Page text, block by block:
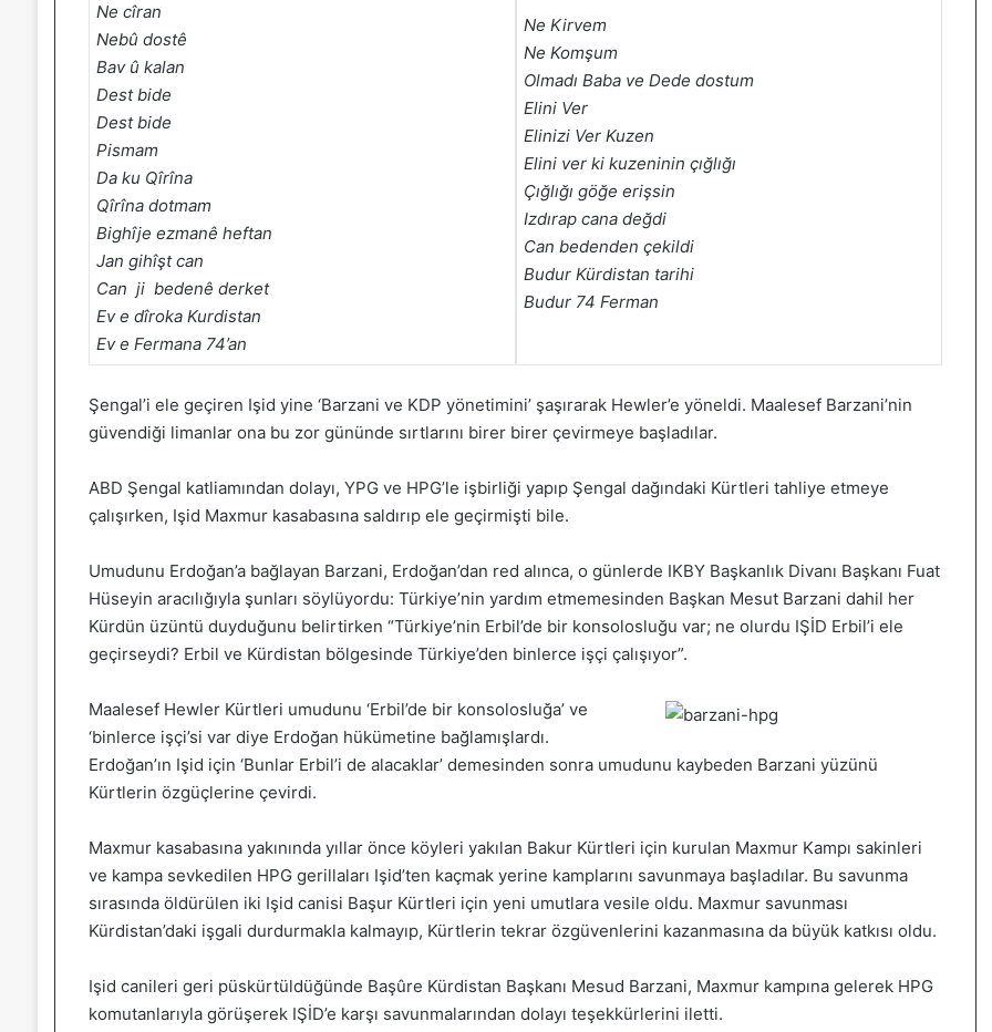
Ne cîran
Nebû dostê
Bav û kalan
Dest bide
Dest bide
Pismam
Da ku Qîrîna
Qîrîna dotmam
Bighîje ezmanê heftan
Jan gihîşt can
Can ji bedenê derket
Ev e dîroka Kurdistan
Ev e Fermana 74’an
Ne Kirvem
Ne Komşum
Olmadı Baba ve Dede dostum
Elini Ver
Elinizi Ver Kuzen
Elini ver ki kuzeninin çığlığı
Çığlığı göğe erişsin
Izdırap cana değdi
Can bedenden çekildi
Budur Kürdistan tarihi
Budur 74 Ferman
Şengal’i ele geçiren Işid yine ‘Barzani ve KDP yönetimini’ şaşırarak Hewler’e yöneldi. Maalesef Barzani’nin
güvendiği limanlar ona bu zor gününde sırtlarını birer birer çevirmeye başladılar.
ABD Şengal katliamından dolayı, YPG ve HPG’le işbirliği yapıp Şengal dağındaki Kürtleri tahliye etmeye
çalışırken, Işid Maxmur kasabasına saldırıp ele geçirmişti bile.
Umudunu Erdoğan’a bağlayan Barzani, Erdoğan’dan red alınca, o günlerde IKBY Başkanlık Divanı Başkanı Fuat
Hüseyin aracılığıyla şunları söylüyordu: Türkiye’nin yardım etmemesinden Başkan Mesut Barzani dahil her
Kürdün üzüntü duyduğunu belirtirken “Türkiye’nin Erbil’de bir konsolosluğu var; ne olurdu IŞİD Erbil’i ele
geçirseydi? Erbil ve Kürdistan bölgesinde Türkiye’den binlerce işçi çalışıyor”.
Maalesef Hewler Kürtleri umudunu ‘Erbil’de bir konsolosluğa’ ve
‘binlerce işçi’si var diye Erdoğan hükümetine bağlamışlardı.
Erdoğan’ın Işid için ‘Bunlar Erbil’i de alacaklar’ demesinden sonra umudunu kaybeden Barzani yüzünü
Kürtlerin özgüçlerine çevirdi.
Maxmur kasabasına yakınında yıllar önce köyleri yakılan Bakur Kürtleri için kurulan Maxmur Kampı sakinleri
ve kampa sevkedilen HPG gerillaları Işid’ten kaçmak yerine kamplarını savunmaya başladılar. Bu savunma
sırasında öldürülen iki Işid canisi Başur Kürtleri için yeni umutlara vesile oldu. Maxmur savunması
Kürdistan’daki işgali durdurmakla kalmayıp, Kürtlerin tekrar özgüvenlerini kazanmasına da büyük katkısı oldu.
Işid canileri geri püskürtüldüğünde Başûre Kürdistan Başkanı Mesud Barzani, Maxmur kampına gelerek HPG
komutanlarıyla görüşerek IŞİD’e karşı savunmalarından dolayı teşekkürlerini iletti.